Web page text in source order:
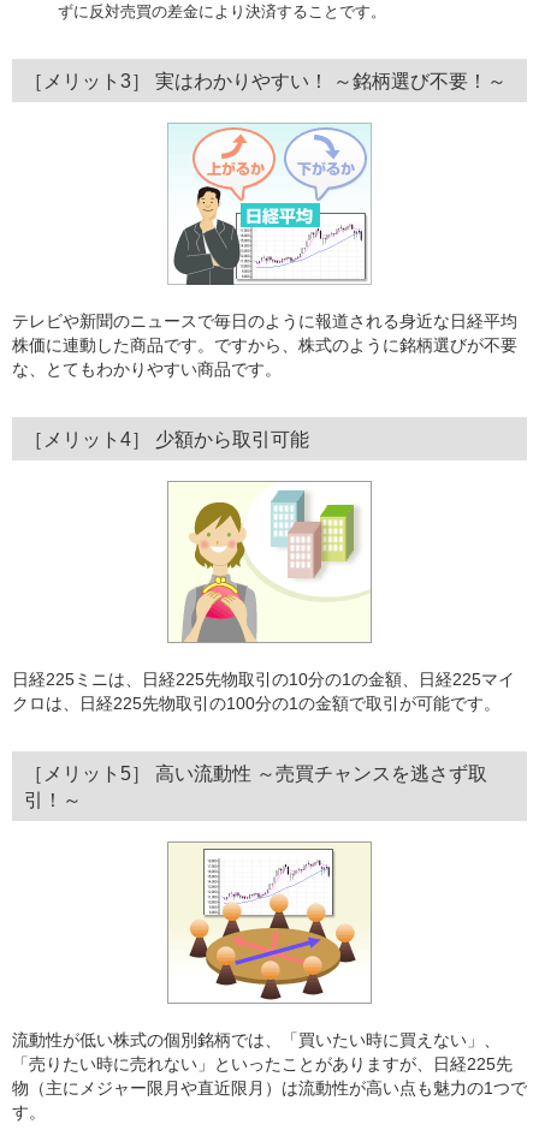
ずに反対売買の差金により決済することです。
［メリット3］ 実はわかりやすい！ ～銘柄選び不要！～
テレビや新聞のニュースで毎日のように報道される身近な日経平均
株価に連動した商品です。ですから、株式のように銘柄選びが不要
な、とてもわかりやすい商品です。
［メリット4］ 少額から取引可能
日経225ミニは、日経225先物取引の10分の1の金額、日経225マイ
クロは、日経225先物取引の100分の1の金額で取引が可能です。
［メリット5］ 高い流動性 ～売買チャンスを逃さず取
引！～
流動性が低い株式の個別銘柄では、「買いたい時に買えない」、
「売りたい時に売れない」といったことがありますが、日経225先
物（主にメジャー限月や直近限月）は流動性が高い点も魅力の1つで
す。